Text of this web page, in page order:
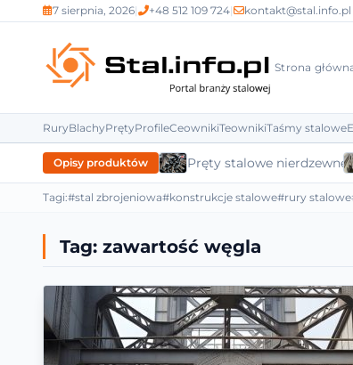
7 sierpnia, 2026| +48 512 109 724| kontakt@stal.info.pl
Strona
RuryBlachyPrętyProfileCeownikiTeownikiTaśmy stalowe
Opisy produktów Pręty stalowe nierdzewne
Tagi:#stal zbrojeniowa#konstrukcje stalowe#rury stalowe
Tag: zawartość węgla